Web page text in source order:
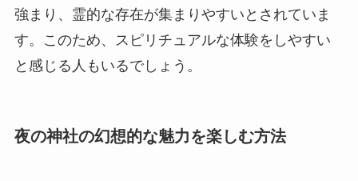
強まり、霊的な存在が集まりやすいとされていま
す。このため、スピリチュアルな体験をしやすい
と感じる人もいるでしょう。
夜の神社の幻想的な魅力を楽しむ方法